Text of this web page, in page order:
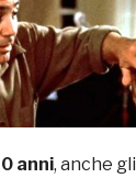
anni, anche gli